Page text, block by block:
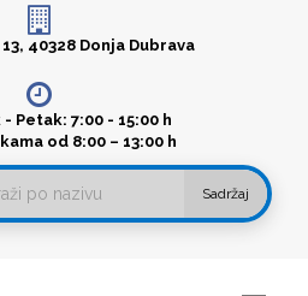
40328 Donja Dubrava
Petak: 7:00 - 15:00 h
od 8:00 – 13:00 h
Sadržaj